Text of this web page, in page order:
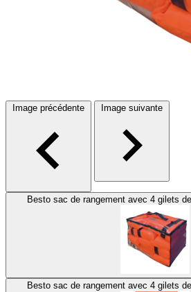
Image précédente Image suivante